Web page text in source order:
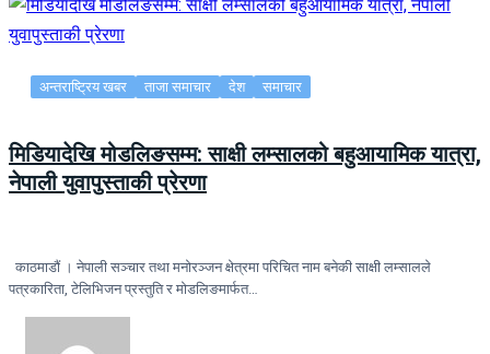
अन्तराष्ट्रिय खबर ताजा समाचार देश समाचार
मिडियादेखि मोडलिङसम्म: साक्षी लम्सालको बहुआयामिक यात्रा,
नेपाली युवापुस्ताकी प्रेरणा
काठमाडौं । नेपाली सञ्चार तथा मनोरञ्जन क्षेत्रमा परिचित नाम बनेकी साक्षी लम्सालले
पत्रकारिता, टेलिभिजन प्रस्तुति र मोडलिङमार्फत…